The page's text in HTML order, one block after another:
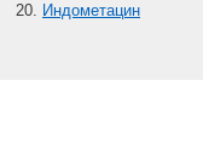
Индометацин